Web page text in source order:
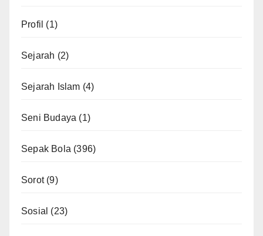
Profil (1)
Sejarah (2)
Sejarah Islam (4)
Seni Budaya (1)
Sepak Bola (396)
Sorot(9)
Sosial (23)